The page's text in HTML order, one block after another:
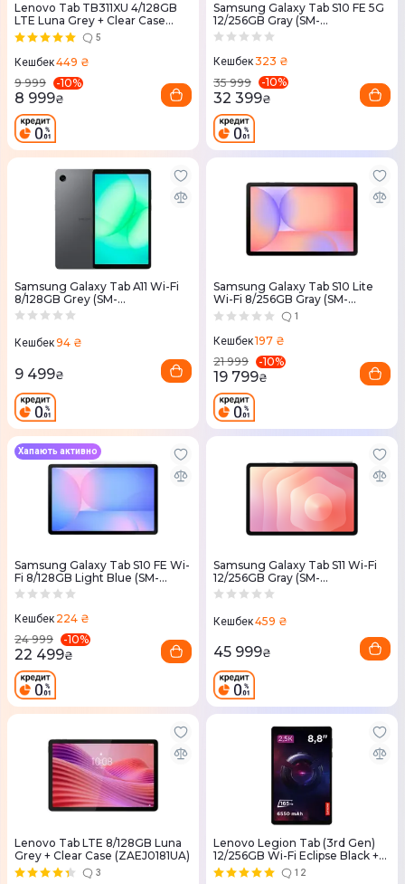
Lenovo Tab TB311XU 4/128GB
LTE Luna Grey + Clear Case
(ZAEJ0050UA)5
Кешбек449 ₴
9 999
-10%
8 999₴
Samsung Galaxy Tab S10 FE 5G
12/256GB Gray (SM-
X526BZAPEUC)
Кешбек323 ₴
35 999
-10%
32 399₴
Samsung Galaxy Tab A11 Wi-Fi
8/128GB Grey (SM-
X130NZAEEUC)
Кешбек94 ₴
9 499₴
Samsung Galaxy Tab S10 Lite
Wi-Fi 8/256GB Gray (SM-
X400NZAPEUC)1
Кешбек197 ₴
21 999
-10%
19 799₴
Samsung Galaxy Tab S10 FE Wi-
Fi 8/128GB Light Blue (SM-
X520NLBREUC)
Хапають активно
Кешбек 224 ₴
24 999
-10%
22 499₴
Samsung Galaxy Tab S11 Wi-Fi
12/256GB Gray (SM-
X730NZAPEUC)
Кешбек459 ₴
45 999₴
Lenovo Tab LTE 8/128GB Luna
Grey + Clear Case (ZAEJ0181UA)
3
Lenovo Legion Tab (3rd Gen)
12/256GB Wi-Fi Eclipse Black +
Case&Film (ZAEF0033UA)
12